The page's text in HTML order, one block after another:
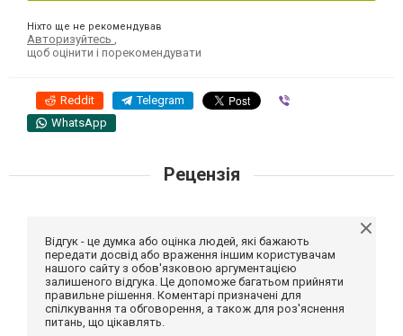
Ніхто ще не рекомендував
Авторизуйтесь
щоб оцінити і порекомендувати
Reddit Telegram
WhatsApp
Рецензія
Відгук - це думка або оцінка людей, які бажають
передати досвід або враження іншим користувачам
нашого сайту з обов'язковою аргументацією
залишеного відгука. Це допоможе багатьом прийняти
правильне рішення. Коментарі призначені для
спілкування та обговорення, а також для роз'яснення
питань, що цікавлять.